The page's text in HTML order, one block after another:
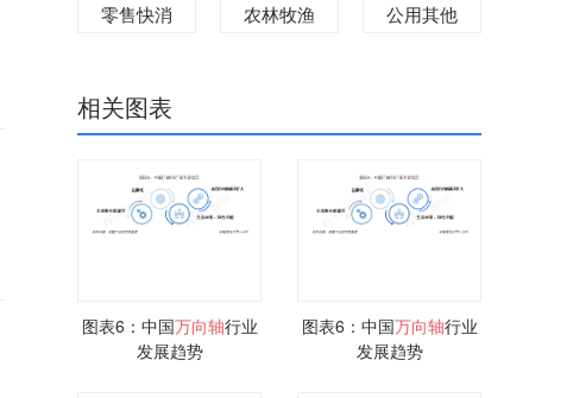
零售快消
农林牧渔 公用其他
相关图表
图表6：中国万向轴行业
发展趋势
图表6：中国万向轴行业
发展趋势